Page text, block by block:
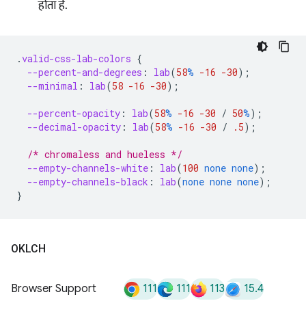
होता है.
.valid-css-lab-colors {
--percent-and-degrees : lab(58% -16 -30);
--minimal : lab(58 -16 -30);
--percent-opacity : lab(58% -16 -30 / 50%);
--decimal-opacity : lab(58% -16 -30 / .5);
/* chromaless and hueless */
--empty-channels-white : lab(100 none none);
--empty-channels-black : lab(none none none);
}
OKLCH
Browser Support 111 111 113 15.4